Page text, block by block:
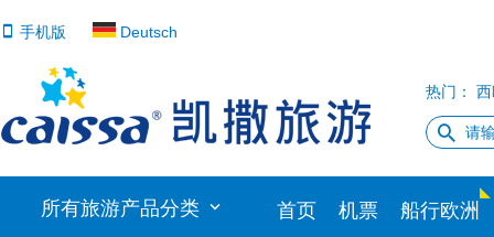
手机版 Deutsch
热门：
所有旅游产品分类 首页 机票 船行欧洲